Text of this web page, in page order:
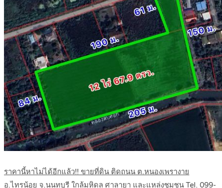
ราคานี้หาไม่ได้อีกแล้ว!! ขายที่ดิน ติดถนน ต.หนองเพรางาย
อ.ไทรน้อย จ.นนทบุรี ใกล้มหิดล ศาลายา และแหล่งชุมชน Tel. 099-